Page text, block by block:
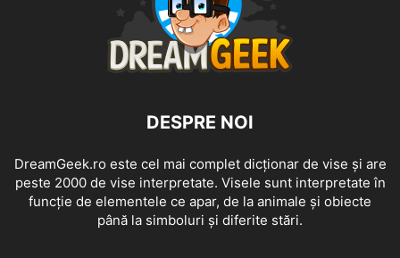
DESPRE NOI
DreamGeek.ro este cel mai complet dicționar de vise și are
peste 2000 de vise interpretate. Visele sunt interpretate în
funcție de elementele ce apar, de la animale și obiecte
până la simboluri și diferite stări.